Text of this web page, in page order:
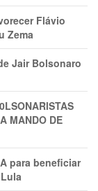
Flávio
Zema
Jair Bolsonaro
MANDO DE
para beneficiar